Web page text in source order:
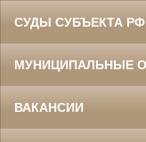
СУДЫ СУБЪЕКТА РФ
МУНИЦИПАЛЬНЫЕ
ВАКАНСИИ